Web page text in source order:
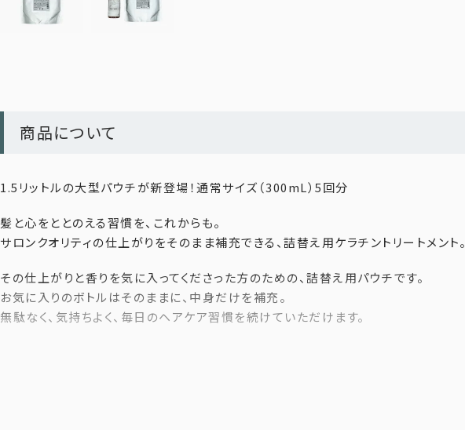
商品について
1.5リットルの大型パウチが新登場！通常サイズ（300mL）5回分
髪と心をととのえる習慣を、これからも。
サロンクオリティの仕上がりをそのまま補充できる、詰替え用ケラチントリートメント。
その仕上がりと香りを気に入ってくださった方のための、詰替え用パウチです。
お気に入りのボトルはそのままに、中身だけを補充。
無駄なく、気持ちよく、毎日のヘアケア習慣を続けていただけます。